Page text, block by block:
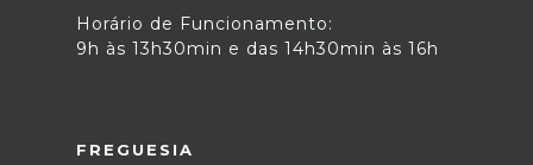
Horário de Funcionamento:
9h às 13h30min e das 14h30min às 16h
FREGUESIA